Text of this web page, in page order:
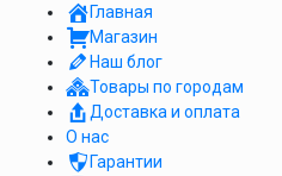
Главная
Магазин
Наш блог
Товары по городам
Доставка и оплата
О нас
Гарантии